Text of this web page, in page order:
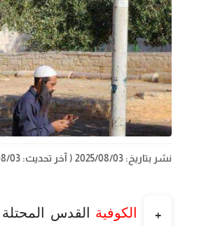
نشر بتاريخ: 2025/08/03 ( آخر تحديث: 2025/08/03 الساعة: 11:39 )
+
الكوفية